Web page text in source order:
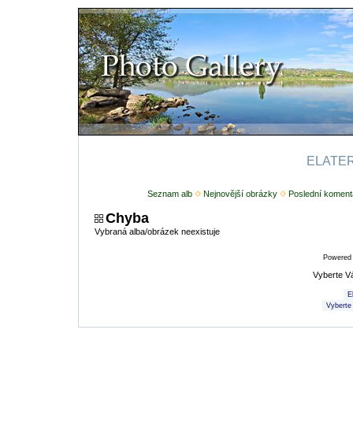
Seznam alb Nejnovější obrázky Poslední
Chyba
Vybraná alba/obrázek neexistuje
Vyberte